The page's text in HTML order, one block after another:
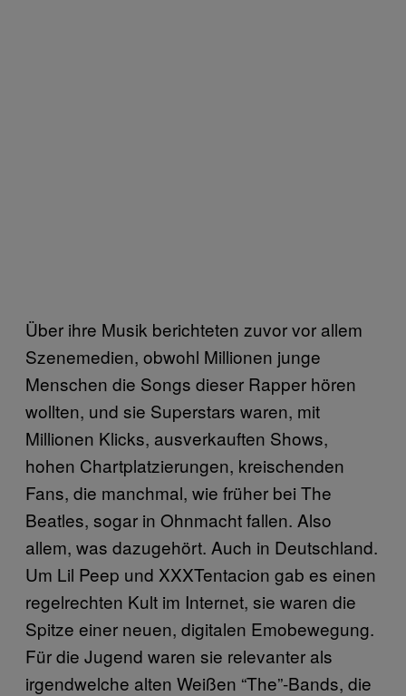
Über ihre Musik berichteten zuvor vor allem
Szenemedien, obwohl Millionen junge
Menschen die Songs dieser Rapper hören
wollten, und sie Superstars waren, mit
Millionen Klicks, ausverkauften Shows,
hohen Chartplatzierungen, kreischenden
Fans, die manchmal, wie früher bei The
Beatles, sogar in Ohnmacht fallen. Also
allem, was dazugehört. Auch in Deutschland.
Um Lil Peep und XXXTentacion gab es einen
regelrechten Kult im Internet, sie waren die
Spitze einer neuen, digitalen Emobewegung.
Für die Jugend waren sie relevanter als
irgendwelche alten Weißen “The”-Bands, die